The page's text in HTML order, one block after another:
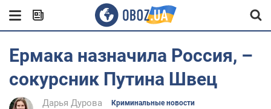
Ермака назначила Россия, –
сокурсник Путина Швец
Дарья Дурова Криминальные новости